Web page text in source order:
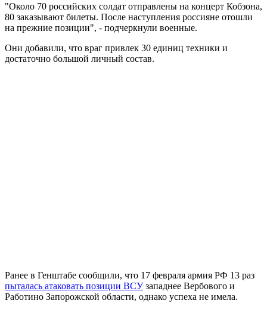
"Около 70 российских солдат отправлены на концерт Кобзона,
80 заказывают билеты. После наступления россияне отошли
на прежние позиции", - подчеркнули военные.
Они добавили, что враг привлек 30 единиц техники и
достаточно большой личный состав.
Ранее в Генштабе сообщили, что 17 февраля армия РФ 13 раз
пыталась атаковать позиции ВСУзападнее Вербового и
Работино Запорожской области, однако успеха не имела.